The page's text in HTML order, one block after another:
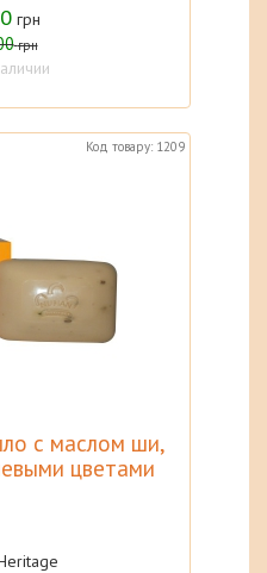
грн
грн
Код товару: 1209
с маслом ши,
цветами